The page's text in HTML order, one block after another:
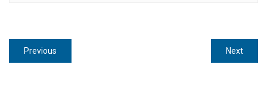
Navegação
de
Previous
post:
NextNext
post: